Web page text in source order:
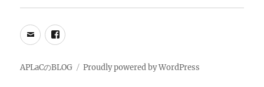
メ
ル
FB
APLaCのBLOG Proudly powered by WordPress